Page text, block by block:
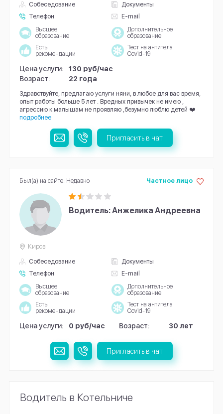
Собеседование
Документы
Телефон
E-mail
Высшее
образование
Дополнительное
образование
Есть
рекомендации
Тест на антитела
Covid-19
Цена услуги:
130 руб/час
Возраст:
22 года
Здравствуйте, предлагаю услуги няни, в любое для вас время,
опыт работы больше 5 лет . Вредных привычек не имею ,
агрессию к малышам не проявляю ,безумно люблю детей ❤️
подробнее
Пригласить в чат
Водитель: Анжелика Андреевна
Собеседование
Документы
Телефон
E-mail
Частное лицо
Киров
Высшее
образование
Дополнительное
образование
Есть
рекомендации
Тест на антитела
Covid-19
Цена услуги: 0 руб/час Возраст: 30 лет
Был(а) на сайте: Недавно
Пригласить в чат
Водитель в Котельниче